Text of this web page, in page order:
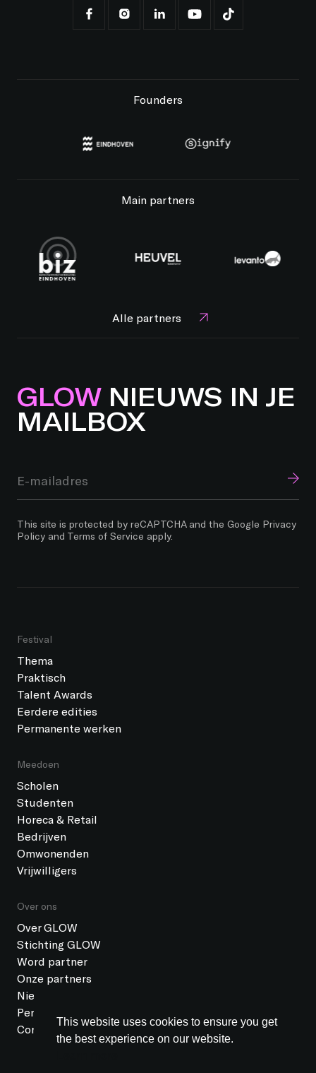
This website uses cookies to ensure you get
the best experience on our website.
Founders
Main partners
Alle partners
Festival
Thema
Praktisch
Talent Awards
Eerdere edities
Permanente werken
Meedoen
Scholen
Studenten
Horeca & Retail
Bedrijven
Omwonenden
Vrijwilligers
Over ons
Over GLOW
Stichting GLOW
Word partner
Onze partners
Nieuws
Pers
Contact
GLOWNIEUWS IN JE
MAILBOX
This site is protected by reCAPTCHA and the Google Privacy
Policy and Terms of Service apply.